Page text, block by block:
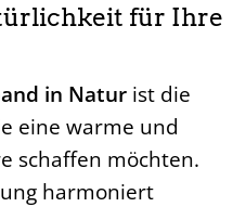
für Ihre
in Natur ist die
eine warme und
schaffen möchten.
harmoniert